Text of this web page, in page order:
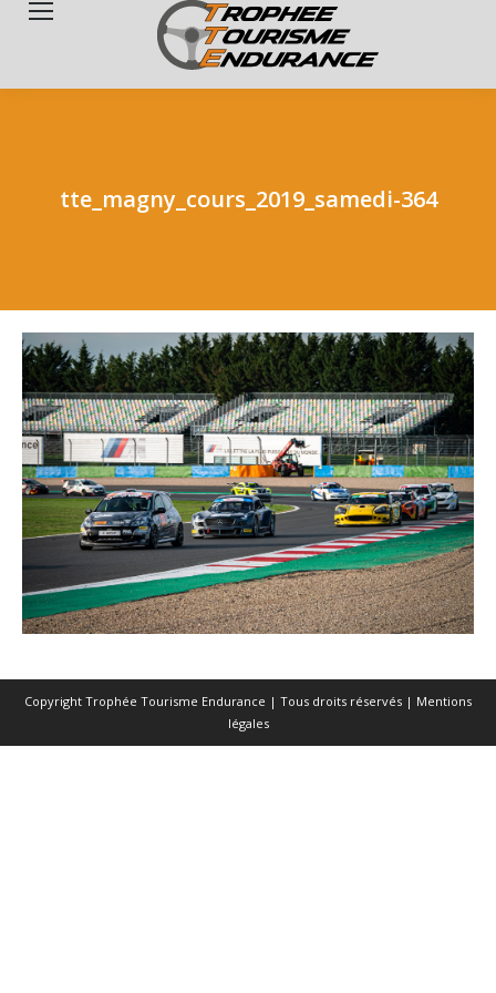
tte_magny_cours_2019_samedi-364
Copyright Trophée Tourisme Endurance | Tous droits réservés | Mentions
légales